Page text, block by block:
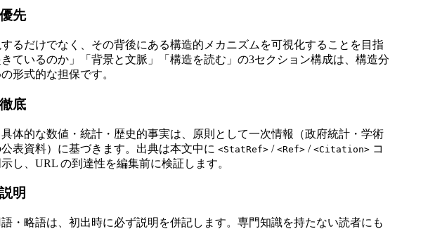
先
るだけでなく、その背後にある構造的メカニズムを可視化することを目指
ているのか」「背景と文脈」「構造を読む」の3セクション構成は、構造分
形式的な担保です。
底
体的な数値・統計・歴史的事実は、原則として一次情報（政府統計・学術
表資料）に基づきます。出典は本文中に <StatRef> / <Ref> / <Citation> コ
し、URL の到達性を編集前に検証します。
明
・略語は、初出時に必ず説明を併記します。専門知識を持たない読者にも